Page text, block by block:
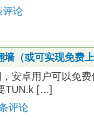
评论
（或可实现免费
安卓用户可以免
TUN.k […]
评论